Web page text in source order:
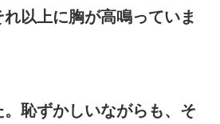
以上に胸が高鳴っていま
恥ずかしいながらも、そ